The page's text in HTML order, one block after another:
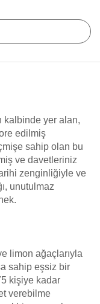
kalbinde yer alan,
edilmiş
sahip olan bu
ve davetleriniz
zenginliğiyle ve
unutulmaz
limon ağaçlarıyla
sahip eşsiz bir
kişiye kadar
verebilme